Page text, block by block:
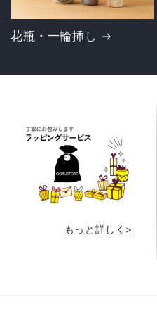
花瓶・一輪挿し
もっと詳しく>